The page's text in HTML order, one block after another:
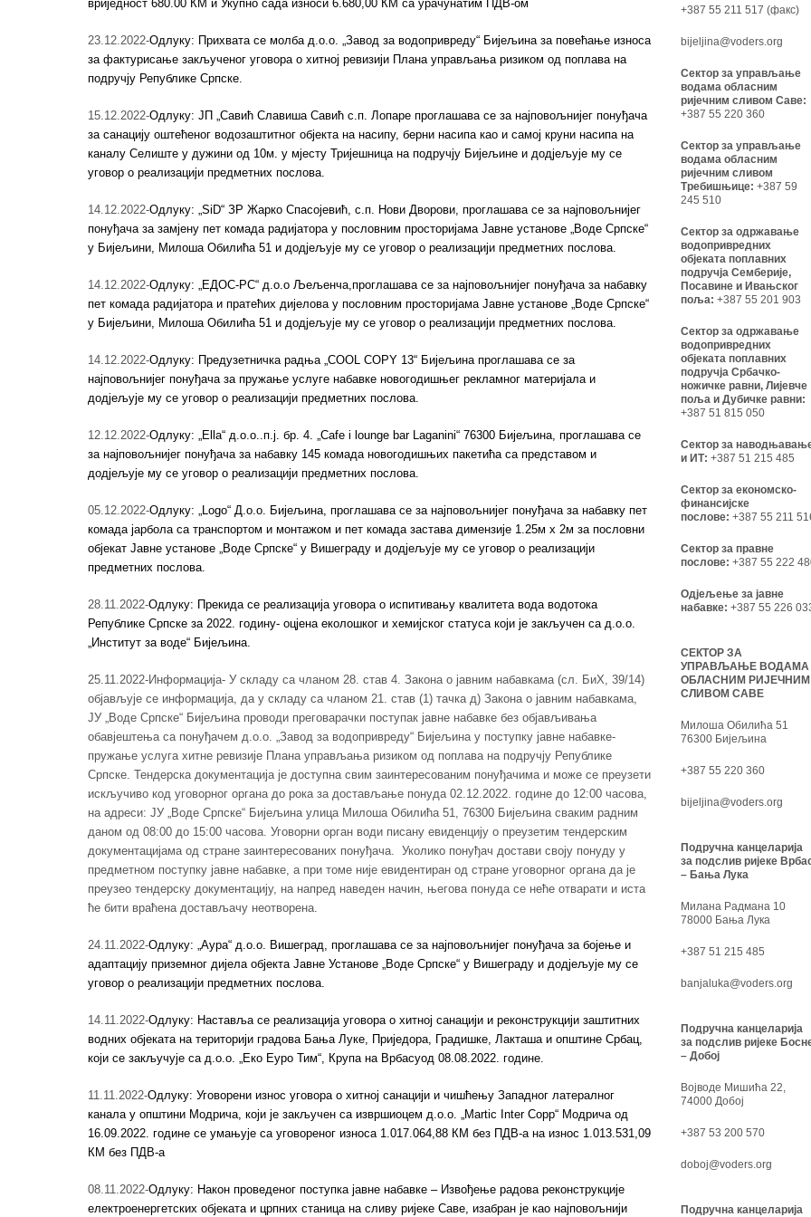
вриједност 680.00 КМ и Укупно сада износи 6.680,00 КМ са урачунатим ПДВ-ом
23.12.2022-Одлуку: Прихвата се молба д.о.о. „Завод за водопривреду“ Бијељина за повећање износа
за фактурисање закљученог уговора о хитној ревизији Плана управљања ризиком од поплава на
подручју Републике Српске.
15.12.2022-Одлуку: ЈП „Савић Славиша Савић с.п. Лопаре проглашава се за најповољнијег понуђача
за санацију оштећеног водозаштитног објекта на насипу, берни насипа као и самој круни насипа на
каналу Селиште у дужини од 10м. у мјесту Тријешница на подручју Бијељине и додјељује му се
уговор о реализацији предметних послова.
14.12.2022-Одлуку: „SiD“ ЗР Жарко Спасојевић, с.п. Нови Дворови, проглашава се за најповољнијег
понуђача за замјену пет комада радијатора у пословним просторијама Јавне установе „Воде Српске“
у Бијељини, Милоша Обилића 51 и додјељује му се уговор о реализацији предметних послова.
14.12.2022-Одлуку: „ЕДОС-РС“ д.о.о Љељенча,проглашава се за најповољнијег понуђача за набавку
пет комада радијатора и пратећих дијелова у пословним просторијама Јавне установе „Воде Српске“
у Бијељини, Милоша Обилића 51 и додјељује му се уговор о реализацији предметних послова.
14.12.2022-Одлуку: Предузетничка радња „COOL COPY 13“ Бијељина проглашава се за
најповољнијег понуђача за пружање услуге набавке новогодишњег рекламног материјала и
додјељује му се уговор о реализацији предметних послова.
12.12.2022-Одлуку: „Ella“ д.о.о..п.ј. бр. 4. „Cafe i lounge bar Laganini“ 76300 Бијељина, проглашава се
за најповољнијег понуђача за набавку 145 комада новогодишњих пакетића са представом и
додјељује му се уговор о реализацији предметних послова.
05.12.2022-Одлуку: „Logo“ Д.о.о. Бијељина, проглашава се за најповољнијег понуђача за набавку пет
комада јарбола са транспортом и монтажом и пет комада застава димензије 1.25м х 2м за пословни
објекат Јавне установе „Воде Српске“ у Вишеграду и додјељује му се уговор о реализацији
предметних послова.
28.11.2022-Одлуку: Прекида се реализација уговора о испитивању квалитета вода водотока
Републике Српске за 2022. годину- оцјена еколошког и хемијског статуса који је закључен са д.о.о.
„Институт за воде“ Бијељина.
25.11.2022-Информација- У складу са чланом 28. став 4. Закона о јавним набавкама (сл. БиХ, 39/14)
објављује се информација, да у складу са чланом 21. став (1) тачка д) Закона о јавним набавкама,
ЈУ „Воде Српске“ Бијељина проводи преговарачки поступак јавне набавке без објављивања
обавјештења са понуђачем д.о.о. „Завод за водопривреду“ Бијељина у поступку јавне набавке-
пружање услуга хитне ревизије Плана управљања ризиком од поплава на подручју Републике
Српске. Тендерска документација је доступна свим заинтересованим понуђачима и може се преузети
искључиво код уговорног органа до рока за достављање понуда 02.12.2022. године до 12:00 часова,
на адреси: ЈУ „Воде Српске“ Бијељина улица Милоша Обилића 51, 76300 Бијељина сваким радним
даном од 08:00 до 15:00 часова. Уговорни орган води писану евиденцију о преузетим тендерским
документацијама од стране заинтересованих понуђача. Уколико понуђач достави своју понуду у
предметном поступку јавне набавке, а при томе није евидентиран од стране уговорног органа да је
преузео тендерску документацију, на напред наведен начин, његова понуда се неће отварати и иста
ће бити враћена достављачу неотворена.
24.11.2022-Одлуку: „Аура“ д.о.о. Вишеград, проглашава се за најповољнијег понуђача за бојење и
адаптацију приземног дијела објекта Јавне Установе „Воде Српске“ у Вишеграду и додјељује му се
уговор о реализацији предметних послова.
14.11.2022-Одлуку: Наставља се реализација уговора о хитној санацији и реконструкцији заштитних
водних објеката на територији градова Бања Луке, Приједора, Градишке, Лакташа и општине Србац,
који се закључује са д.о.о. „Еко Еуро Тим“, Крупа на Врбасуод 08.08.2022. године.
11.11.2022-Одлуку: Уговорени износ уговора о хитној санацији и чишћењу Западног латералног
канала у општини Модрича, који је закључен са извршиоцем д.о.о. „Martic Inter Copp“ Модрича од
16.09.2022. године се умањује са уговореног износа 1.017.064,88 КМ без ПДВ-а на износ 1.013.531,09
КМ без ПДВ-а
08.11.2022-Одлуку: Након проведеног поступка јавне набавке – Извођење радова реконструкције
електроенергетских објеката и црпних станица на сливу ријеке Саве, изабран је као најповољнији
+387 55 211 517 (факс)
bijeljina@voders.org
Сектор за управљање
водама обласним
ријечним сливом Саве:
+387 55 220 360
Сектор за управљање
водама обласним
ријечним сливом
Требишњице: +387 59
245 510
Сектор за одржавање
водопривредних
објеката поплавних
подручја Семберије,
Посавине и Ивањског
поља: +387 55 201 903
Сектор за одржавање
водопривредних
објеката поплавних
подручја Србачко-
ножичке равни, Лијевче
поља и Дубичке равни:
+387 51 815 050
Сектор за
и ИТ: +387 51 215 485
Сектор за економско-
финансијске
послове: +387 55 211
Сектор за правне
послове: +387 55 222
Одјељење за јавне
набавке: +387 55 226
СЕКТОР ЗА
УПРАВЉАЊЕ ВОДАМА
ОБЛАСНИМ РИЈЕЧНИМ
СЛИВОМ САВЕ
Милоша Обилића 51
76300 Бијељина
+387 55 220 360
bijeljina@voders.org
Подручна канцеларија
за подслив ријеке
– Бања Лука
Милана Радмана 10
78000 Бања Лука
+387 51 215 485
banjaluka@voders.org
Подручна канцеларија
за подслив ријеке
– Добој
Војводе Мишића 22,
74000 Добој
+387 53 200 570
doboj@voders.org
Подручна канцеларија